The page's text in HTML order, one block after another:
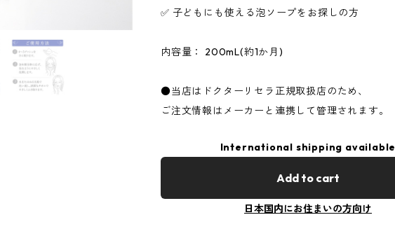
✅ 子どもにも使える泡ソープをお探しの方
内容量： 200mL(約1か月)
●当店はドクターリセラ正規取扱店のため、
ご注文情報はメーカーと連携して管理されます。
International shipping available
Add to cart
日本国内にお住まいの方向け